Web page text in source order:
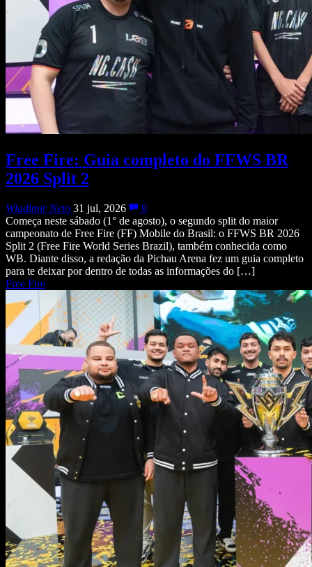
Free Fire: Guia completo do FFWS BR
2026 Split 2
Wladimir Neto 31 jul, 2026
0
Começa neste sábado (1° de agosto), o segundo split do maior
campeonato de Free Fire (FF) Mobile do Brasil: o FFWS BR 2026
Split 2 (Free Fire World Series Brazil), também conhecida como
WB. Diante disso, a redação da Pichau Arena fez um guia completo
para te deixar por dentro de todas as informações do […]
Free Fire